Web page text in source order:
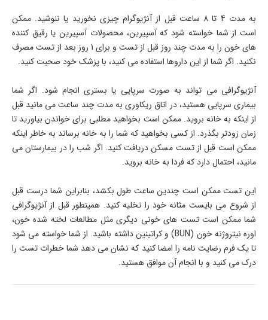
به مدت 4 تا 8 ساعت قبل از آنژیوگرام چیزی نخورید یا ننوشید. ممکن
است از شما خواسته شود که آسپیرین، محصولات آسپیرین یا رقیق کننده
های خون را به مدت چند روز قبل از تست و برای 1 روز بعد از تست مصرف
نکنید. اگر شما از این داروها استفاده می کنید، با پزشک خود صحبت کنید.
آنژیوگرافی می تواند به صورت سرپایی یا بستری انجام شود. اگر شما
بیماری سرپایی هستید، در اتاق ریکاوری به مدت چند ساعت می مانید قبل
از اینکه به خانه بروید. ممکن است بخواهید مطلبی برای خواندن بیاورید تا
زمان زودتر بگذرد. از کسی بخواهید که شما را به خانه برساند به خاطر اینکه
ممکن است قبل از تست مسکن دریافت کنید. اگر شب را در بیمارستان می
مانید، احتمال دارد که فردا به خانه بروید.
این تست ممکن است چندین ساعت طول بکشد، بنابراین شما درست قبل
از شروع می بایست مثانه خود را تخلیه کنید. همینطور قبل از آنژیوگرافی
شما ممکن است تست های خونی دیگری مثل مطالعات لخته شده خون،
اوره نیتروژنه خون (BUN) و کراتینین داشته باشید. از شما خواسته می شود
تا یک فرم رضایت نامه را امضا کنید که نشان می دهد شما خطرات تست را
درک می کنید و با انجام آن موافق هستید.